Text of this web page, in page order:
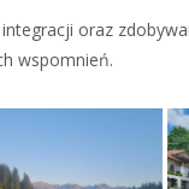
oraz
wspomnień.